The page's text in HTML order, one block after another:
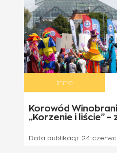
Inne
Korowód
„Korzenie i liście” –
Data publikacji: 24